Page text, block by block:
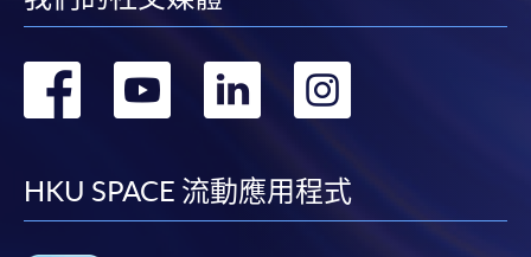
轉
facebook
轉
youtube
轉
linkedin
HKU SPACE 流動應用程式